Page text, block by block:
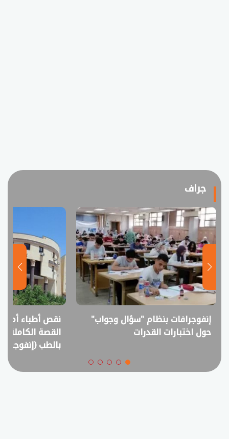
جراف
نقص أطباء أم فائض خريجين؟..
القصة الكاملة لمقترح خفض القبول
انفوجراف..
في امتحانات